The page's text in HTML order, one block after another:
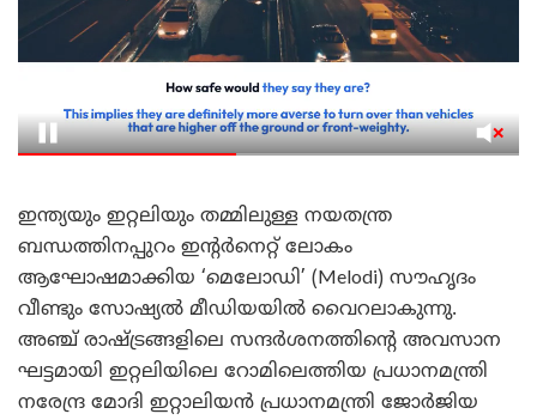
ഇന്ത്യയും ഇറ്റലിയും തമ്മിലുള്ള നയതന്ത്ര
ബന്ധത്തിനപ്പുറം ഇന്റർനെറ്റ് ലോകം
ആഘോഷമാക്കിയ ‘മെലോഡി’ (Melodi) സൗഹൃദം
വീണ്ടും സോഷ്യൽ മീഡിയയിൽ വൈറലാകുന്നു.
അഞ്ച് രാഷ്ട്രങ്ങളിലെ സന്ദർശനത്തിന്റെ അവസാന
ഘട്ടമായി ഇറ്റലിയിലെ റോമിലെത്തിയ പ്രധാനമന്ത്രി
നരേന്ദ്ര മോദി ഇറ്റാലിയൻ പ്രധാനമന്ത്രി ജോർജിയ